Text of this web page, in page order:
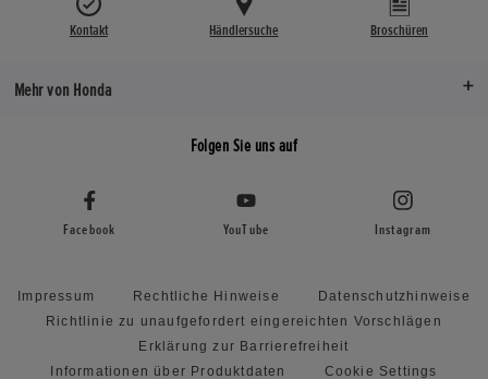
Kontakt Händlersuche Broschüren
Mehr von Honda
Folgen Sie uns auf
Facebook YouTube Instagram
Impressum Rechtliche Hinweise
Datenschutzhinweise
Richtlinie zu unaufgefordert eingereichten Vorschlägen
Erklärung zur Barrierefreiheit
Informationen über Produktdaten
Cookie Settings